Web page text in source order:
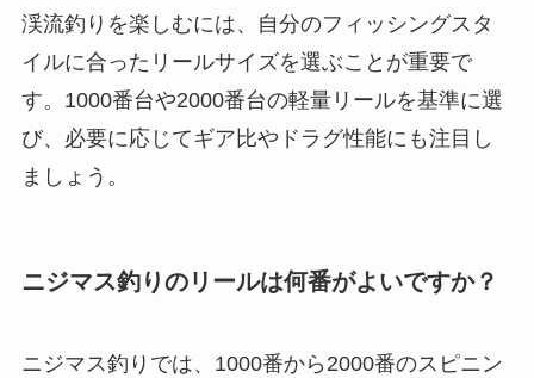
渓流釣りを楽しむには、自分のフィッシングスタ
イルに合ったリールサイズを選ぶことが重要で
す。1000番台や2000番台の軽量リールを基準に選
び、必要に応じてギア比やドラグ性能にも注目し
ましょう。
ニジマス釣りのリールは何番がよいですか？
ニジマス釣りでは、1000番から2000番のスピニン